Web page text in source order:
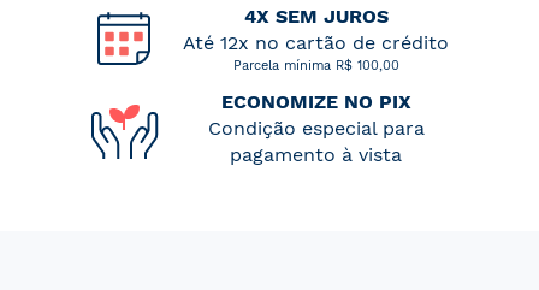
4X SEM JUROS
Até 12x no cartão de crédito
Parcela mínima R$ 100,00
ECONOMIZE NO PIX
Condição especial para
pagamento à vista